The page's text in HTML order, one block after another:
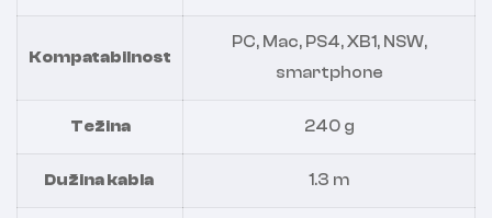
Kompatabilnost
PC, Mac, PS4, XB1, NSW,
smartphone
Težina 240 g
Dužina kabla 1.3 m